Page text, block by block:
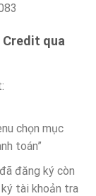
Credit qua
chọn mục
toán”
đăng ký còn
tài khoản tra